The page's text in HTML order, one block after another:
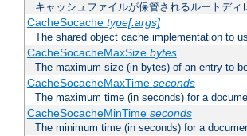
キャッシュファイルが保管されるルートディ
CacheSocache type[:args]
The shared object cache implementation to
CacheSocacheMaxSize bytes
The maximum size (in bytes) of an entry to
CacheSocacheMaxTime seconds
The maximum time (in seconds) for a
CacheSocacheMinTime seconds
The minimum time (in seconds) for a